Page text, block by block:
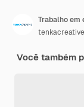
Trabalho em
Você também